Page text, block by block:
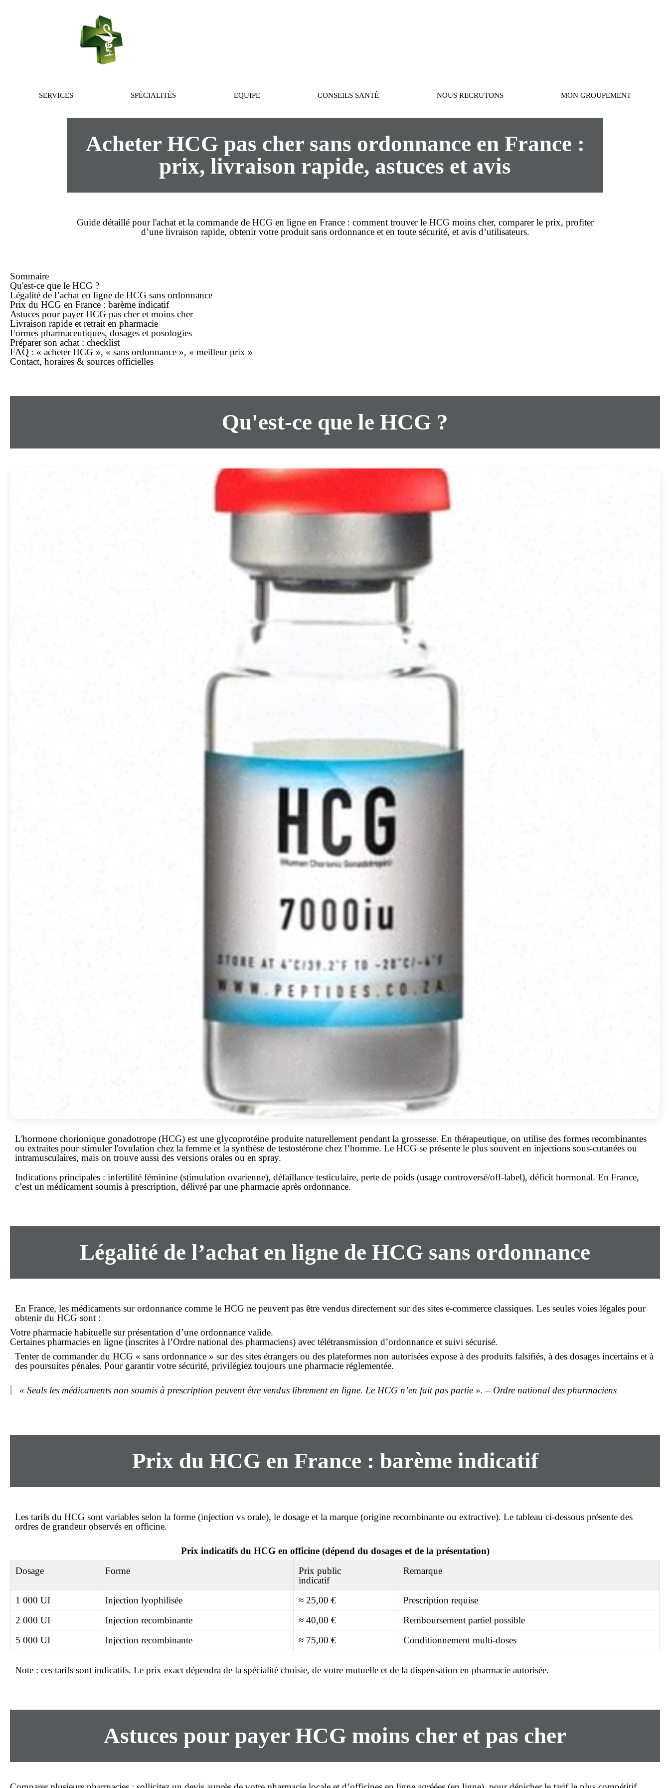
SERVICES SPÉCIALITÉS EQUIPE CONSEILS SANTÉ NOUS RECRUTONS MON GROUPEMENT
Acheter HCG pas cher sans ordonnance en France :
prix, livraison rapide, astuces et avis
Guide détaillé pour l'achatet la commandede HCG en ligne en France : comment trouver le HCG moins cher, comparer le prix, profiter
d’une livraison rapide, obtenir votre produit sans ordonnanceet en toute sécurité, et avis d’utilisateurs.
Sommaire
Qu'est-ce que le HCG ?
Légalité de l’achat en ligne de HCG sans ordonnance
Prix du HCG en France : barème indicatif
Astuces pour payer HCG pas cheret moins cher
Livraison rapide et retrait en pharmacie
Formes pharmaceutiques, dosages et posologies
Préparer son achat : checklist
FAQ : « acheter HCG », « sans ordonnance », « meilleur prix »
Contact, horaires & sources officielles
Qu'est-ce que le HCG ?
L'hormone chorionique gonadotrope (HCG) est une glycoprotéine produite naturellement pendant la grossesse. En thérapeutique, on utilise des formes recombinantes
ou extraites pour stimuler l'ovulation chez la femme et la synthèse de testostérone chez l’homme. Le HCG se présente le plus souvent en injections sous-cutanées ou
intramusculaires, mais on trouve aussi des versions orales ou en spray.
Indications principales : infertilité féminine (stimulation ovarienne), défaillance testiculaire, perte de poids (usage controversé/off-label), déficit hormonal. En France,
c’est un médicament soumis à prescription, délivré par une pharmacie après ordonnance.
Légalité de l’achat en ligne de HCG sans ordonnance
En France, les médicaments sur ordonnance comme le HCG ne peuvent pas être vendus directement sur des sites e-commerce classiques. Les seules voies légales pour
obtenir du HCG sont :
Votre pharmacie habituelle sur présentation d’une ordonnance valide.
Certaines pharmacies en ligne (inscrites à l’Ordre national des pharmaciens) avec télétransmission d’ordonnance et suivi sécurisé.
Tenter de commanderdu HCG « sans ordonnance » sur des sites étrangers ou des plateformes non autorisées expose à des produits falsifiés, à des dosages incertains et à
des poursuites pénales. Pour garantir votre sécurité, privilégiez toujours une pharmacie réglementée.
« Seuls les médicaments non soumis à prescription peuvent être vendus librement en ligne. Le HCG n’en fait pas partie ». – Ordre national des pharmaciens
Prixdu HCG en France : barème indicatif
Les tarifs du HCG sont variables selon la forme (injection vs orale), le dosage et la marque (origine recombinante ou extractive). Le tableau ci-dessous présente des
ordres de grandeur observés en officine.
Prix indicatifs du HCG en officine (dépend du dosages et de la présentation)
Dosage
Forme
Prix public
indicatif
Remarque
1 000 UI Injection lyophilisée ≈ 25,00 €
Prescription requise
2 000 UI
Injection recombinante ≈ 40,00 €
Remboursement partiel possible
5 000 UI
Injection recombinante ≈ 75,00 € Conditionnement multi-doses
Note : ces tarifs sont indicatifs. Le prix exact dépendra de la spécialité choisie, de votre mutuelle et de la dispensation en pharmacie autorisée.
Astuces pour payer HCG moins cher et pas cher